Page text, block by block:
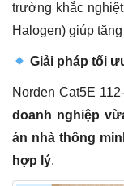
trường khắc
Halogen) giúp
Giải pháp tối
Norden Cat5E
doanh nghiệp
án nhà thông
hợp lý.